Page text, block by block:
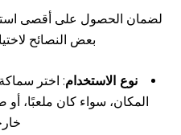
لضمان الحصول على أقصى
بعض النصائح
نوع الاستخدام: اختر
المكان، سواء كان ملعبًا،